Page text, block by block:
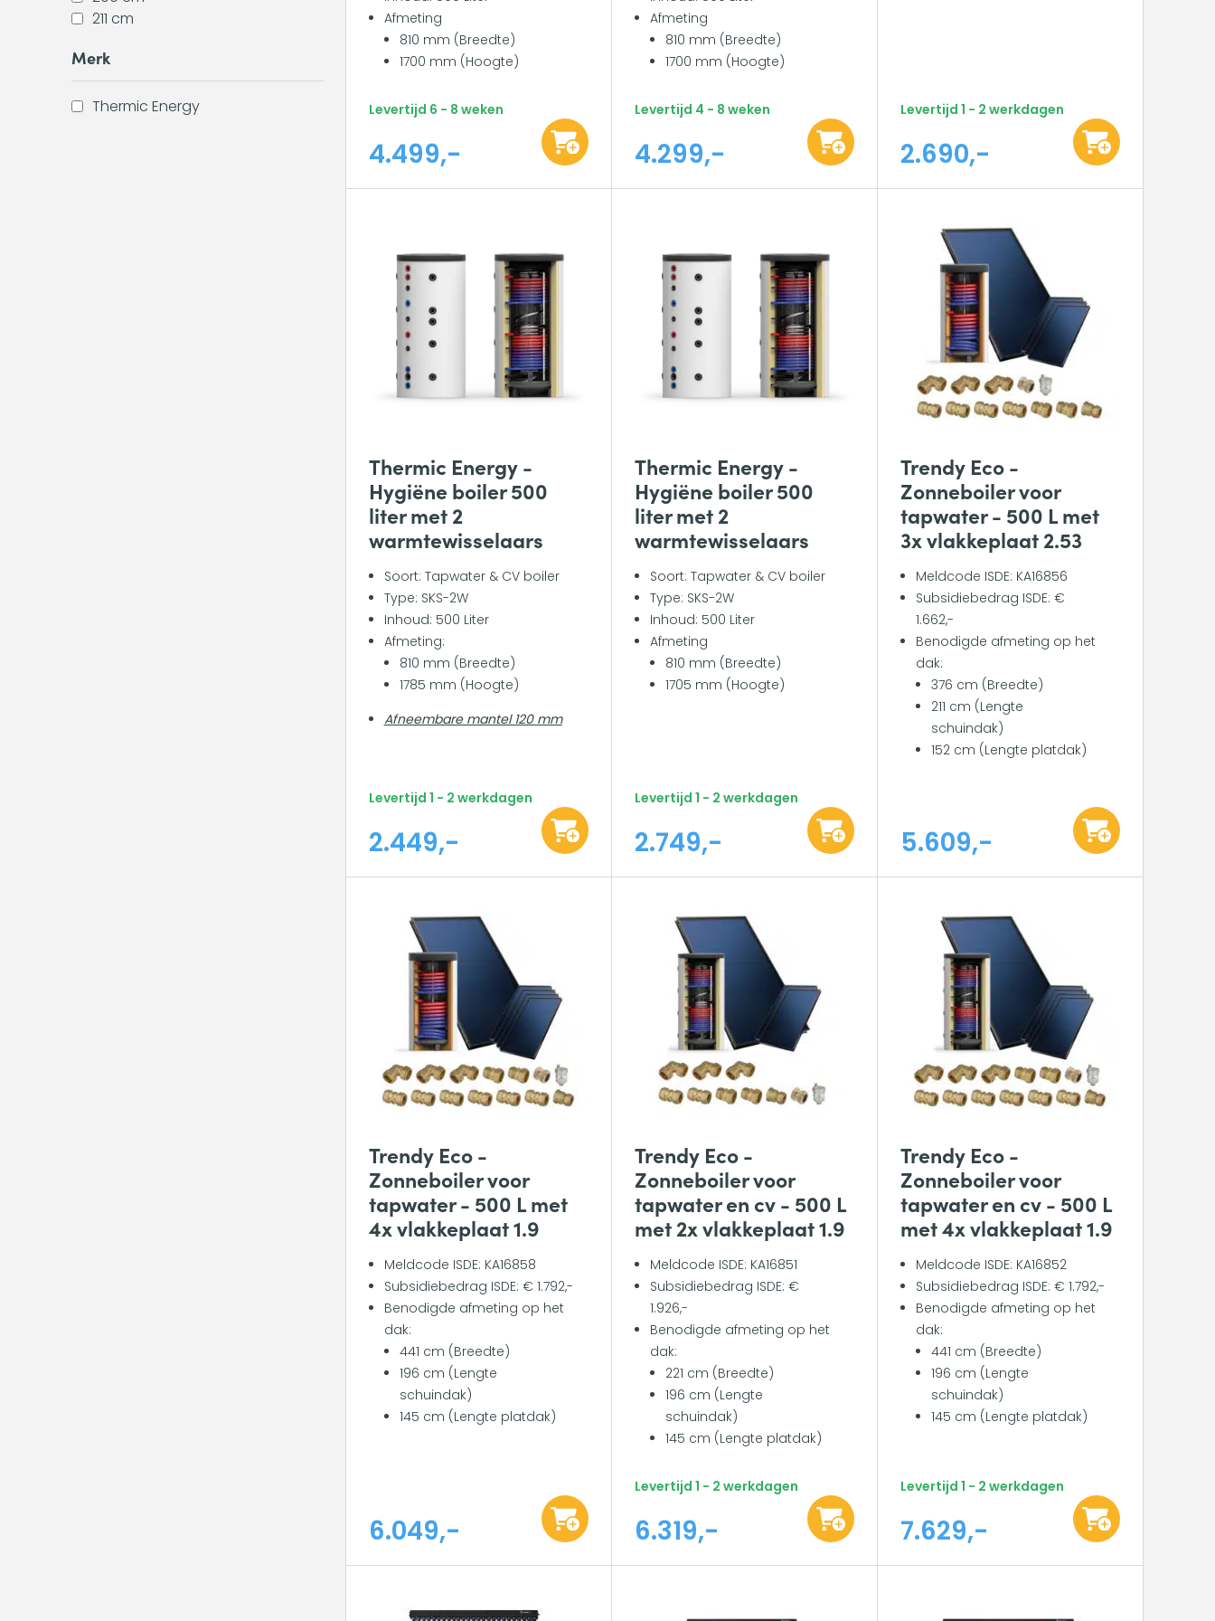
211 cm
Merk
Thermic Energy
Afmeting
810 mm (Breedte)
1700 mm (Hoogte)
Levertijd 6 - 8 weken
4.499,-
Afmeting
810 mm (Breedte)
1700 mm (Hoogte)
Levertijd 4 - 8 weken
4.299,-
Levertijd 1 - 2 werkdagen
2.690,-
Thermic Energy -
Hygiëne boiler 500
liter met 2
warmtewisselaars
Soort: Tapwater & CV boiler
Type: SKS-2W
Inhoud: 500 Liter
Afmeting:
810 mm (Breedte)
1785 mm (Hoogte)
Afneembare mantel 120 mm
Levertijd 1 - 2 werkdagen
2.449,-
Thermic Energy -
Hygiëne boiler 500
liter met 2
warmtewisselaars
Soort: Tapwater & CV boiler
Type: SKS-2W
Inhoud: 500 Liter
Afmeting
810 mm (Breedte)
1705 mm (Hoogte)
Levertijd 1 - 2 werkdagen
2.749,-
Trendy Eco -
Zonneboiler voor
tapwater - 500 L met
3x vlakkeplaat 2.53
Meldcode ISDE: KA16856
Subsidiebedrag ISDE: €
1.662,-
Benodigde afmeting op het
dak:
376 cm (Breedte)
211 cm (Lengte
schuindak)
152 cm (Lengte platdak)
5.609,-
Trendy Eco -
Zonneboiler voor
tapwater - 500 L met
4x vlakkeplaat 1.9
Meldcode ISDE: KA16858
Subsidiebedrag ISDE: € 1.792,-
Benodigde afmeting op het
dak:
441 cm (Breedte)
196 cm (Lengte
schuindak)
145 cm (Lengte platdak)
6.049,-
Trendy Eco -
Zonneboiler voor
tapwater en cv - 500 L
met 2x vlakkeplaat 1.9
Meldcode ISDE: KA16851
Subsidiebedrag ISDE: €
1.926,-
Benodigde afmeting op het
dak:
221 cm (Breedte)
196 cm (Lengte
schuindak)
145 cm (Lengte platdak)
Levertijd 1 - 2 werkdagen
6.319,-
Trendy Eco -
Zonneboiler voor
tapwater en cv - 500 L
met 4x vlakkeplaat 1.9
Meldcode ISDE: KA16852
Subsidiebedrag ISDE: € 1.792,-
Benodigde afmeting op het
dak:
441 cm (Breedte)
196 cm (Lengte
schuindak)
145 cm (Lengte platdak)
Levertijd 1 - 2 werkdagen
7.629,-